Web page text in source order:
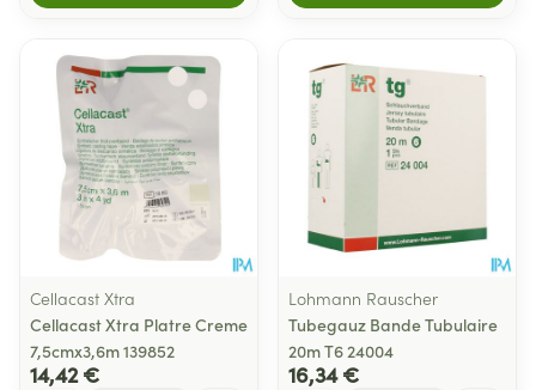
Cellacast Xtra
Cellacast Xtra Platre Creme
7,5cmx3,6m 139852
14,42 €
Lohmann Rauscher
Tubegauz Bande Tubulaire
20m T6 24004
16,34 €